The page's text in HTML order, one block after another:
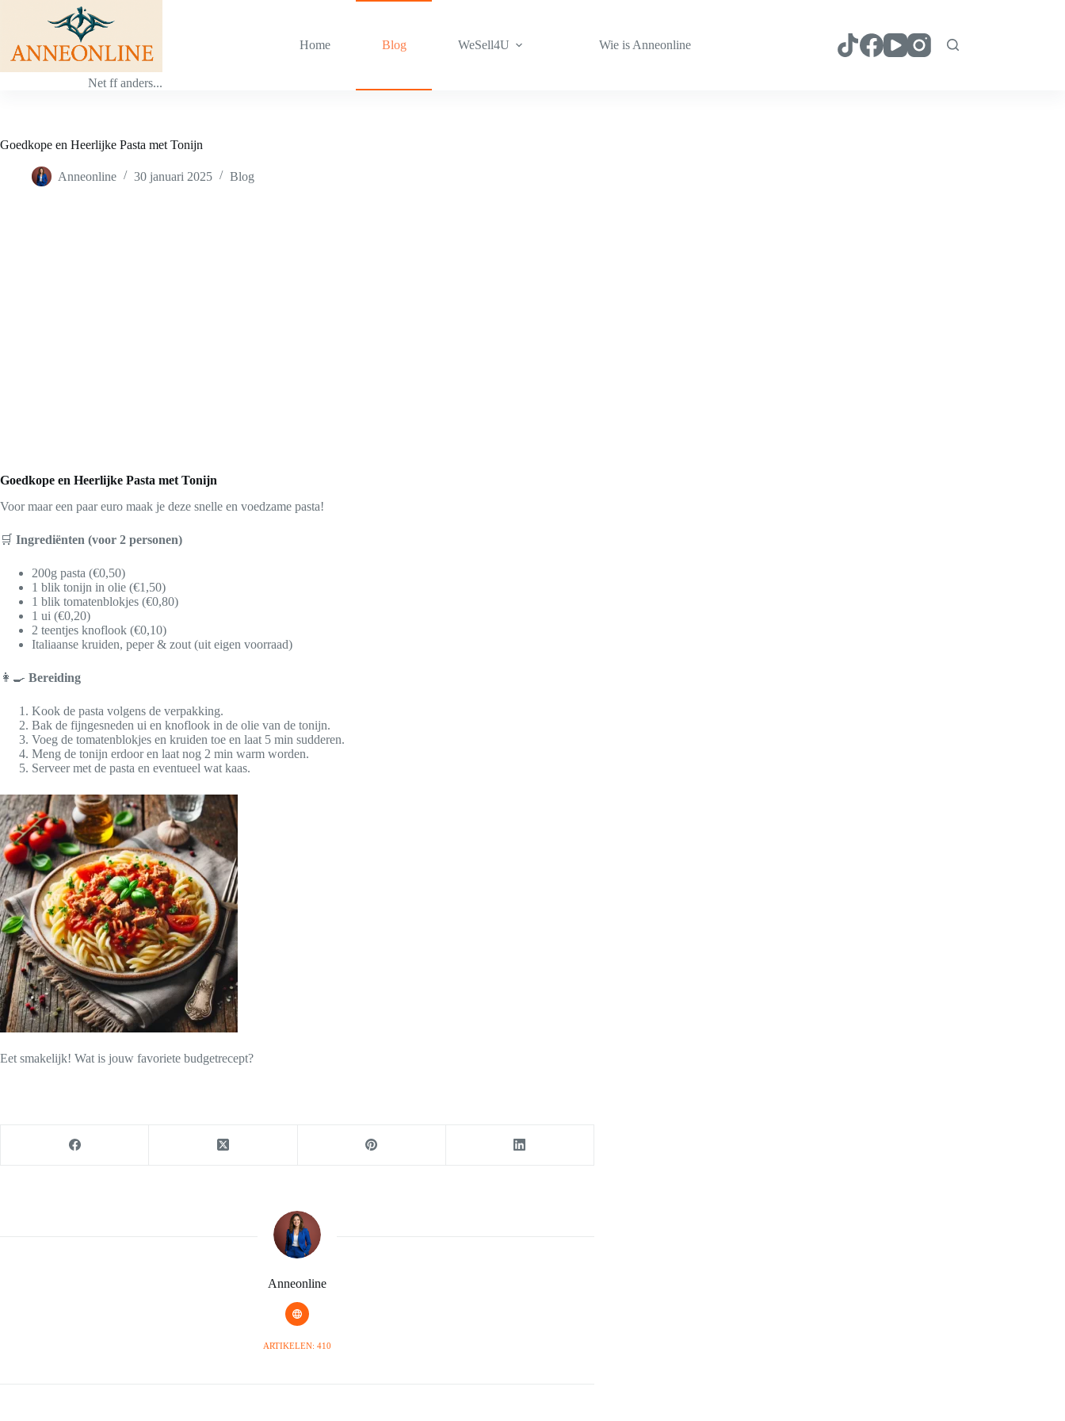
inhoud
Net ff anders...
Home Blog WeSell4U Wie is Anneonline
Goedkope en Heerlijke Pasta met Tonijn
Anneonline 30 januari 2025 Blog
Goedkope en Heerlijke Pasta met Tonijn
Voor maar een paar euro maak je deze snelle en voedzame pasta!
🛒 Ingrediënten (voor 2 personen)
200g pasta (€0,50)
1 blik tonijn in olie (€1,50)
1 blik tomatenblokjes (€0,80)
1 ui (€0,20)
2 teentjes knoflook (€0,10)
Italiaanse kruiden, peper & zout (uit eigen voorraad)
👩‍🍳 Bereiding
Kook de pasta volgens de verpakking.
Bak de fijngesneden ui en knoflook in de olie van de tonijn.
Voeg de tomatenblokjes en kruiden toe en laat 5 min sudderen.
Meng de tonijn erdoor en laat nog 2 min warm worden.
Serveer met de pasta en eventueel wat kaas.
Eet smakelijk! Wat is jouw favoriete budgetrecept?
Anneonline
ARTIKELEN: 410